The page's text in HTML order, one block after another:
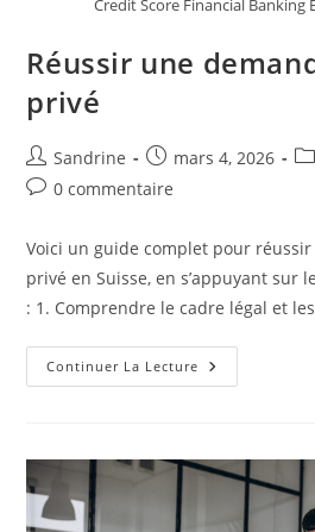
Credit Score Financial Banking
Réussir une
privé
Auteur/autrice
de
Sandrine
Publication
publiée :
mars 4, 2026
Commentaires
la
publication :
0 commentaire
Voici un guide complet pour
privé en Suisse, en s’appuyant sur
: 1. Comprendre le cadre légal et
Continuer La Lecture Réussir
Une